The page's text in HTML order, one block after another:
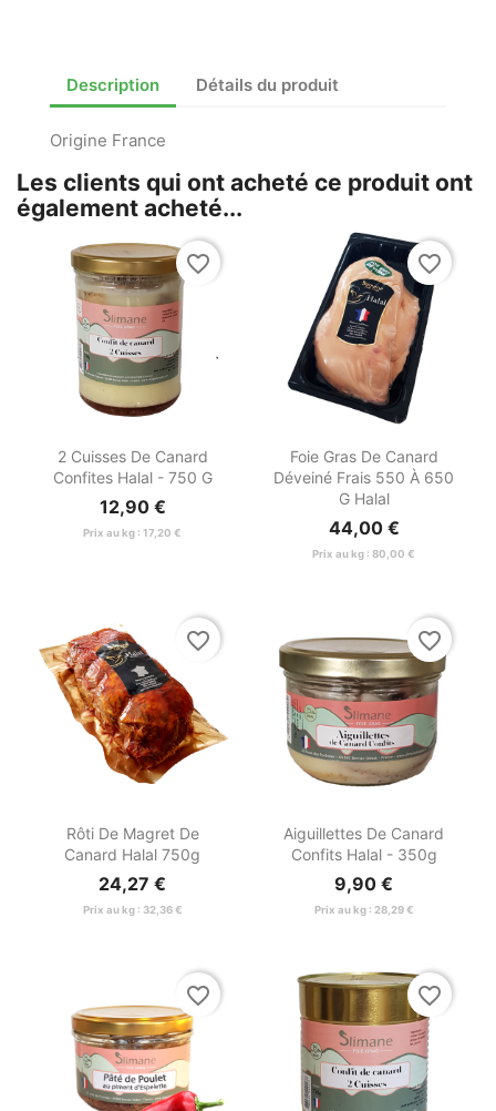
Description Détails du produit
Origine France
Les clients qui ont acheté ce produit ont
également acheté...
Aperçu rapide
2 Cuisses De Canard
Confites Halal - 750 G
12,90 €
Prix au kg : 17,20 €
favorite_border
Aperçu rapide
Foie Gras De Canard
Déveiné Frais 550 À 650
G Halal
44,00 €
Prix au kg : 80,00 €
favorite_border
Aperçu rapide
Rôti De Magret De
Canard Halal 750g
24,27 €
Prix au kg : 32,36 €
favorite_border
Aperçu rapide
Aiguillettes De Canard
Confits Halal - 350g
9,90 €
Prix au kg : 28,29 €
favorite_border
favorite_border favorite_border